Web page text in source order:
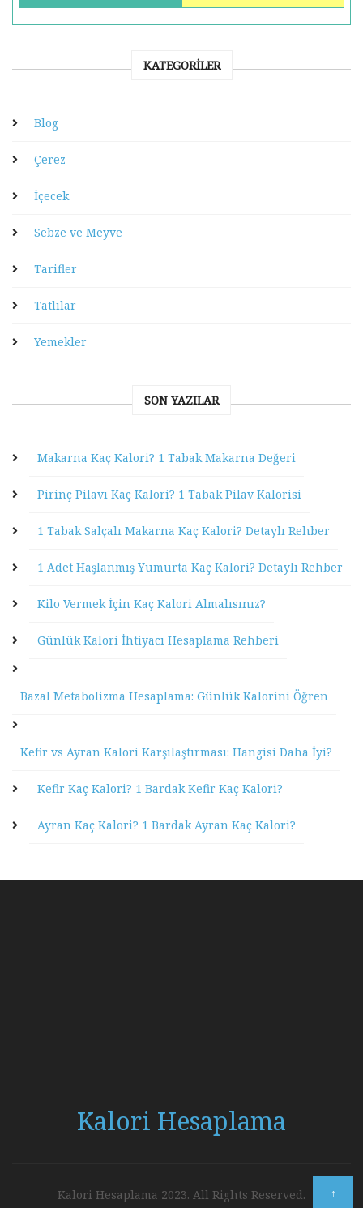
KATEGORILER
Blog
Çerez
İçecek
Sebze ve Meyve
Tarifler
Tatlılar
Yemekler
SON YAZILAR
Makarna Kaç Kalori? 1 Tabak Makarna Değeri
Pirinç Pilavı Kaç Kalori? 1 Tabak Pilav Kalorisi
1 Tabak Salçalı Makarna Kaç Kalori? Detaylı Rehber
1 Adet Haşlanmış Yumurta Kaç Kalori? Detaylı Rehber
Kilo Vermek İçin Kaç Kalori Almalısınız?
Günlük Kalori İhtiyacı Hesaplama Rehberi
Bazal Metabolizma Hesaplama: Günlük Kalorini Öğren
Kefir vs Ayran Kalori Karşılaştırması: Hangisi Daha İyi?
Kefir Kaç Kalori? 1 Bardak Kefir Kaç Kalori?
Ayran Kaç Kalori? 1 Bardak Ayran Kaç Kalori?
Kalori Hesaplama
Kalori Hesaplama 2023. All Rights Reserved. ↑